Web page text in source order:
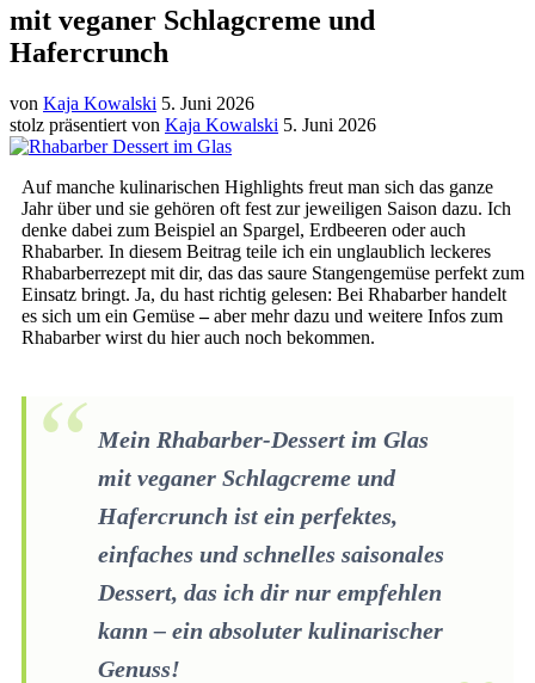
mit veganer Schlagcreme und
Hafercrunch
von Kaja Kowalski 5. Juni 2026
stolz präsentiert von Kaja Kowalski 5. Juni 2026
Auf manche kulinarischen Highlights freut man sich das ganze
Jahr über und sie gehören oft fest zur jeweiligen Saison dazu. Ich
denke dabei zum Beispiel an Spargel, Erdbeeren oder auch
Rhabarber. In diesem Beitrag teile ich ein unglaublich leckeres
Rhabarberrezept mit dir, das das saure Stangengemüse perfekt zum
Einsatz bringt. Ja, du hast richtig gelesen: Bei Rhabarber handelt
es sich um ein Gemüse–aber mehr dazu und weitere Infos zum
Rhabarber wirst du hier auch noch bekommen.
Mein Rhabarber-Dessert im Glas
mit veganer Schlagcreme und
Hafercrunch ist ein perfektes,
einfaches und schnelles saisonales
Dessert, das ich dir nur empfehlen
kann – ein absoluter kulinarischer
Genuss!